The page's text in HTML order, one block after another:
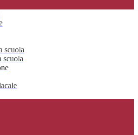
scuola
scuola